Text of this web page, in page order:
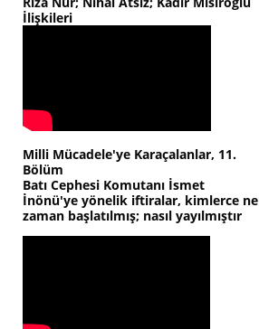
İlişkileri
Milli Mücadele'ye Karaçalanlar, 11.
Bölüm
Batı Cephesi Komutanı İsmet
İnönü'ye yönelik iftiralar, kimlerce ne
zaman başlatılmış; nasıl yayılmıştır